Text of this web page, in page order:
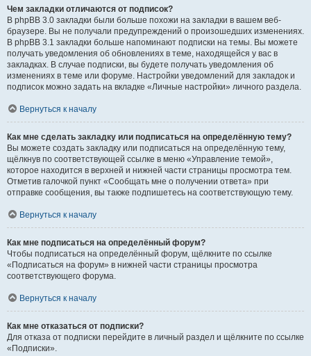
Чем закладки отличаются от подписок?
В phpBB 3.0 закладки были больше похожи на закладки в вашем веб-
браузере. Вы не получали предупреждений о произошедших изменениях.
В phpBB 3.1 закладки больше напоминают подписки на темы. Вы можете
получать уведомления об обновлениях в теме, находящейся у вас в
закладках. В случае подписки, вы будете получать уведомления об
изменениях в теме или форуме. Настройки уведомлений для закладок и
подписок можно задать на вкладке «Личные настройки» личного раздела.
Вернуться к началу
Как мне сделать закладку или подписаться на определённую тему?
Вы можете создать закладку или подписаться на определённую тему,
щёлкнув по соответствующей ссылке в меню «Управление темой»,
которое находится в верхней и нижней части страницы просмотра тем.
Отметив галочкой пункт «Сообщать мне о получении ответа» при
отправке сообщения, вы также подпишетесь на соответствующую тему.
Вернуться к началу
Как мне подписаться на определённый форум?
Чтобы подписаться на определённый форум, щёлкните по ссылке
«Подписаться на форум» в нижней части страницы просмотра
соответствующего форума.
Вернуться к началу
Как мне отказаться от подписки?
Для отказа от подписки перейдите в личный раздел и щёлкните по ссылке
«Подписки».